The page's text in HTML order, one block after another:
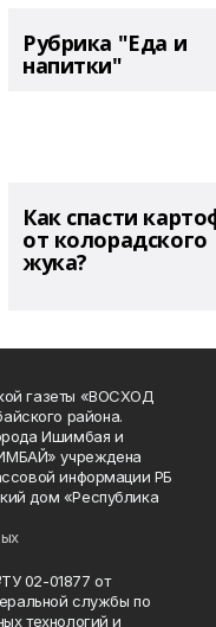
Рубрика "Еда и
напитки"
Как спасти
от колорадского
жука?
газеты «ВОСХОД
района.
Ишимбая и
учреждена
информации РБ
дом «Республика
02-01877 от
службы по
технологий и